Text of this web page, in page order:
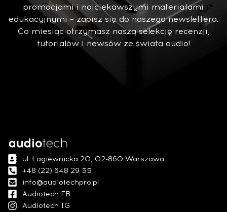
promocjami i najciekawszymi materiałami
edukacyjnymi – zapisz się do naszego newslettera.
Co miesiąc otrzymasz naszą selekcję recenzji,
tutorialów i newsów ze świata audio!
ul. Łagiewnicka 20, 02-860 Warszawa
+48 (22) 648 29 35
info@audiotechpro.pl
Audiotech FB
Audiotech IG